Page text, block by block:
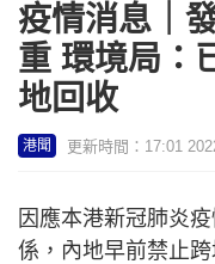
疫情消息｜
重 環境局：
地回收
港聞 更新時間：17:01
因應本港新冠肺炎
係，內地早前禁止